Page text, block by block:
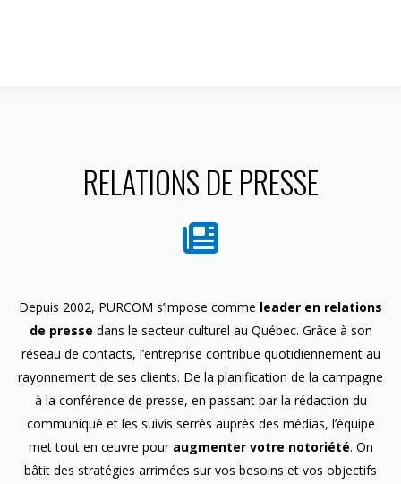
RELATIONS DE PRESSE
Depuis 2002, PURCOM s’impose comme leader en relations
de presse dans le secteur culturel au Québec. Grâce à son
réseau de contacts, l’entreprise contribue quotidiennement au
rayonnement de ses clients. De la planification de la campagne
à la conférence de presse, en passant par la rédaction du
communiqué et les suivis serrés auprès des médias, l’équipe
met tout en œuvre pour augmenter votre notoriété. On
bâtit des stratégies arrimées sur vos besoins et vos objectifs